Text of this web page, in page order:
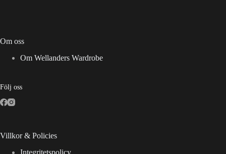
Om oss
Om Wellanders Wardrobe
Följ oss
Villkor & Policies
Integritetspolicy